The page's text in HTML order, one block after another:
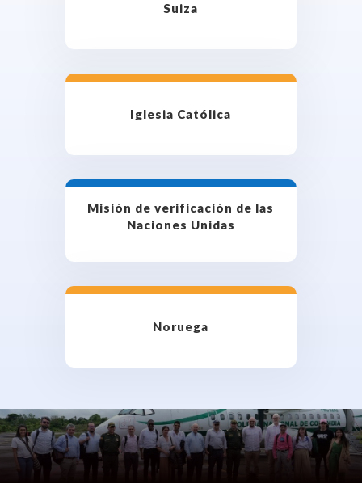
Suiza
Iglesia Católica
Misión de verificación de las
Naciones Unidas
Noruega